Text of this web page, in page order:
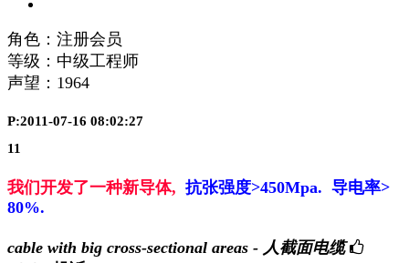
角色：注册会员
等级：中级工程师
声望： 1964
P:2011-07-16 08:02:27
11
我们开发了一种新导体, 抗张强度>450Mpa. 导电率>
80%.
cable with big cross-sectional areas - 人截面电缆